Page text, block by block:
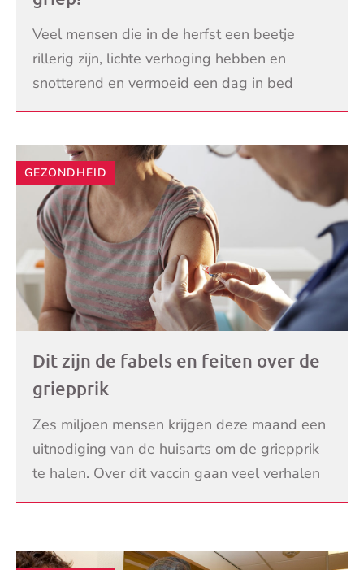
Veel mensen die in de herfst een beetje
rillerig zijn, lichte verhoging hebben en
snotterend en vermoeid een dag in bed
kruipen zeggen: ‘ik ben een beetje grieperig’.
LEES VERDER
GEZONDHEID
Dit zijn de fabels en feiten over de
griepprik
Zes miljoen mensen krijgen deze maand een
uitnodiging van de huisarts om de griepprik
te halen. Over dit vaccin gaan veel verhalen
de ronde, waardoor de helft van de mensen
LEES VERDER